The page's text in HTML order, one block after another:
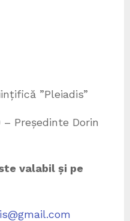
”Pleiadis”
– Președinte Dorin
valabil și pe